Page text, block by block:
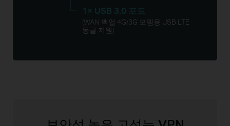
1× USB 3.0 포트
(WAN 백업 4G/3G 모뎀용 USB LTE
동글 지원)